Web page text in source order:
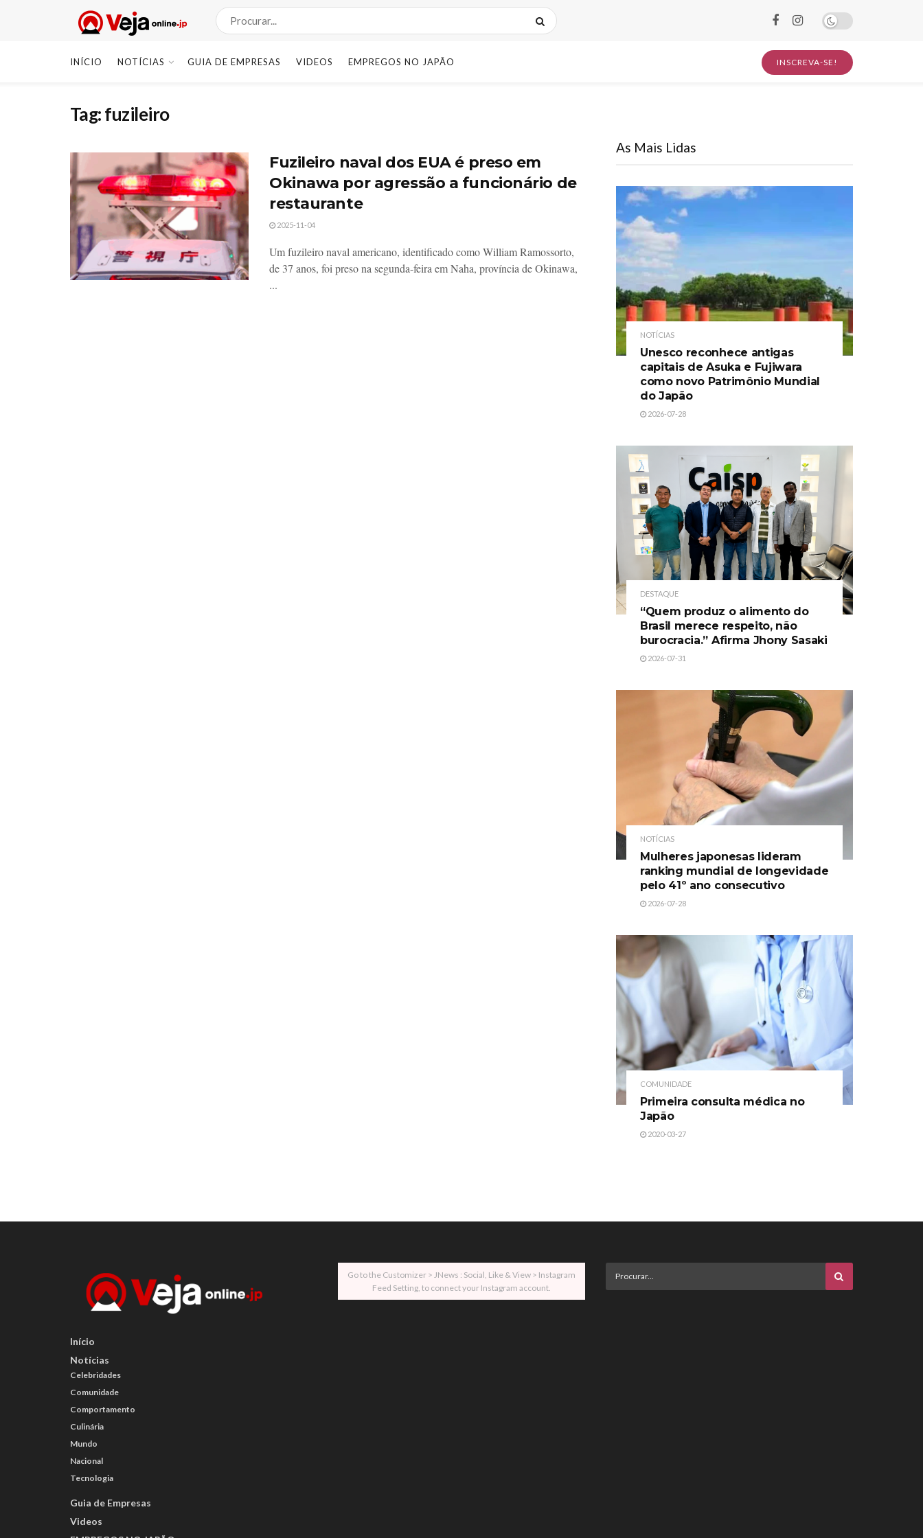
INÍCIO NOTÍCIAS GUIA DE EMPRESAS VIDEOS EMPREGOS NO JAPÃO INSCREVA-SE!
Tag:fuzileiro
Fuzileiro naval dos EUA é preso em
Okinawa por agressão a funcionário de
restaurante
2025-11-04
Um fuzileiro naval americano, identificado como William Ramossorto,
de 37 anos, foi preso na segunda-feira em Naha, província de Okinawa,
...
As Mais Lidas
NOTÍCIAS
Unesco reconhece antigas
capitais de Asuka e Fujiwara
como novo Patrimônio Mundial
do Japão
2026-07-28
DESTAQUE
“Quem produz o alimento do
Brasil merece respeito, não
burocracia.” Afirma Jhony Sasaki
2026-07-31
NOTÍCIAS
Mulheres japonesas lideram
ranking mundial de longevidade
pelo 41º ano consecutivo
2026-07-28
COMUNIDADE
Primeira consulta médica no
Japão
2020-03-27
Início
Notícias
Celebridades
Comunidade
Comportamento
Culinária
Mundo
Nacional
Tecnologia
Guia de Empresas
Videos
Go to the Customizer > JNews : Social, Like & View > Instagram
Feed Setting, to connect your Instagram account.